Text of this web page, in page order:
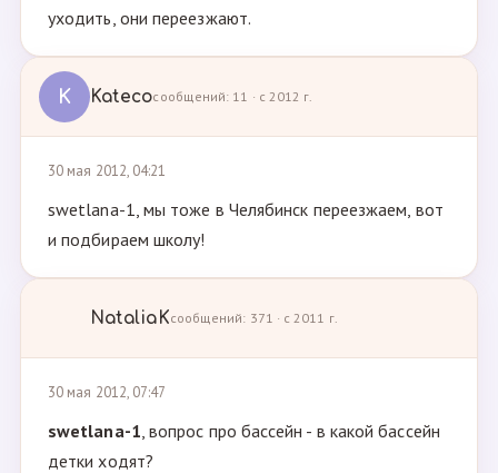
уходить, они переезжают.
K Katecoсообщений: 11 · с 2012 г.
30 мая 2012, 04:21
swetlana-1, мы тоже в Челябинск переезжаем, вот
и подбираем школу!
NataliaKсообщений: 371 · с 2011 г.
30 мая 2012, 07:47
swetlana-1, вопрос про бассейн - в какой бассейн
детки ходят?